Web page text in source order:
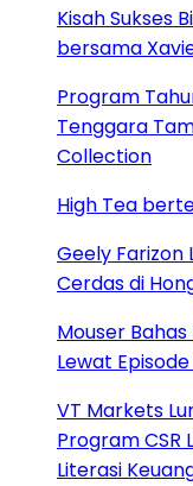
Kisah Sukses
bersama
Program
Tenggara
Collection
High Tea
Geely Farizon
Cerdas di
Mouser
Lewat
VT Markets
Program
Literasi